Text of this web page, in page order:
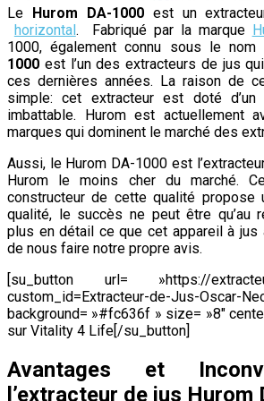
Le Hurom DA-1000est un
horizontal. Fabriqué par la marque
1000, également connu sous le nom
1000 est l’un des extracteurs de jus
ces dernières années. La raison de
simple: cet extracteur est doté
imbattable. Hurom est actuellement
marques qui dominent le marché des
Aussi, le Hurom DA-1000 est
Hurom le moins cher du marché.
constructeur de cette qualité propose
qualité, le succès ne peut être qu’au
plus en détail ce que cet appareil à jus
de nous faire notre propre avis.
[su_button url= »https://
custom_id=Extracteur-de-Jus-Oscar-
background= »#fc636f » size= »8″
sur Vitality 4 Life[/su_button]
Avantages et
l’extracteur de jus Hurom